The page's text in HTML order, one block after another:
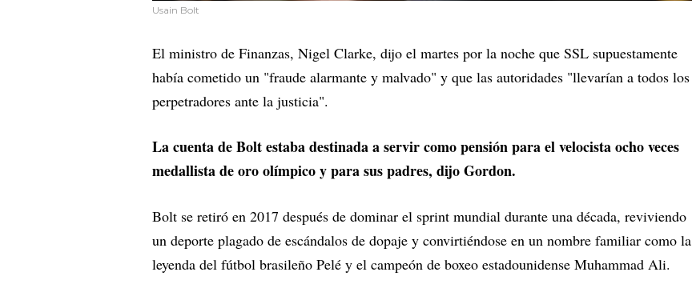
Usain Bolt
El ministro de Finanzas, Nigel Clarke, dijo el martes por la noche que SSL supuestamente
había cometido un "fraude alarmante y malvado" y que las autoridades "llevarían a todos los
perpetradores ante la justicia".
La cuenta de Bolt estaba destinada a servir como pensión para el velocista ocho veces
medallista de oro olímpico y para sus padres, dijo Gordon.
Bolt se retiró en 2017 después de dominar el sprint mundial durante una década, reviviendo
un deporte plagado de escándalos de dopaje y convirtiéndose en un nombre familiar como la
leyenda del fútbol brasileño Pelé y el campeón de boxeo estadounidense Muhammad Ali.